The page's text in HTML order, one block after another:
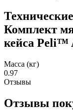
Комплект
кейса Peli™
Масса (кг)
0.97
Отзывы
Отзывы